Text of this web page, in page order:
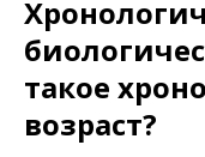
такое
возраст?